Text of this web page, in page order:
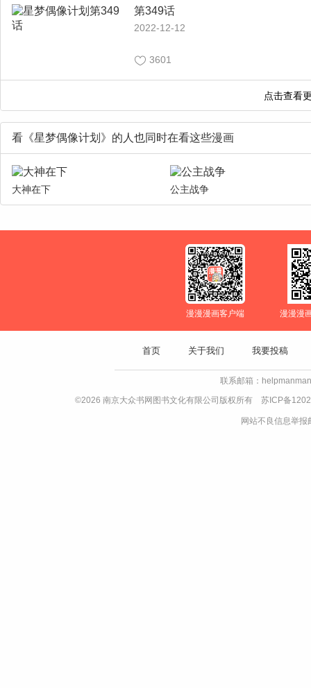
第349话
2022-12-12
3601
看《星梦偶像计划》的人也同时在看这些漫画
大神在下 公主战争
漫漫漫画客户端 漫漫漫
首页 关于我们 我要投稿
联系邮箱：
©2026 南京大众书网图书文化有限公司版权所有 苏ICP备
网站不良信息举